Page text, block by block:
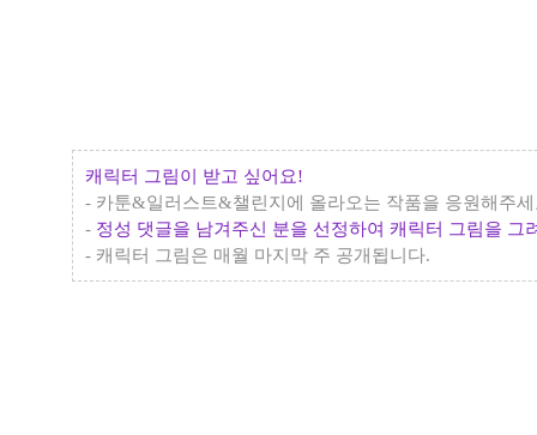
캐릭터 그림이 받고 싶어요!
- 카툰&일러스트&챌린지에 올라오는 작품을 응원해주
- 정성 댓글을 남겨주신 분을 선정하여 캐릭터 그림을
- 캐릭터 그림은 매월 마지막 주 공개됩니다.